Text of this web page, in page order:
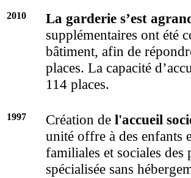
2010 La garderie s’est
supplémentaires ont été
bâtiment, afin de
places. La capacité
114 places.
1997 Création de l'accueil
unité offre à des enfants
familiales et sociales des
spécialisée sans